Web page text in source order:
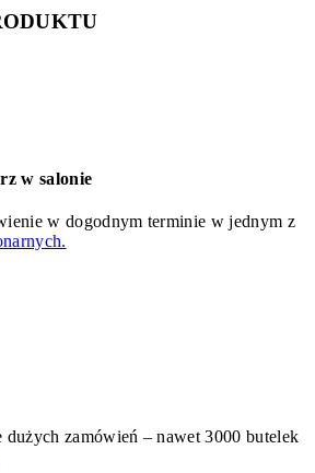
w salonie
w dogodnym terminie w jednym z
dużych zamówień – nawet 3000 butelek